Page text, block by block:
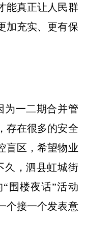
能真正让人民群
加充实、更有保
一二期合并管
存在很多的安全
盲区，希望物业
久，泗县虹城街
围楼夜话”活动
个接一个发表意